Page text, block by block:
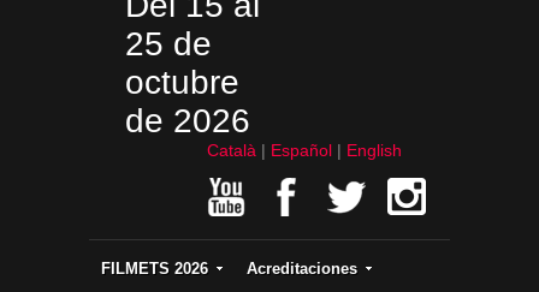
25 de
octubre
de 2026
Català Español English
FILMETS 2026
Acreditaciones